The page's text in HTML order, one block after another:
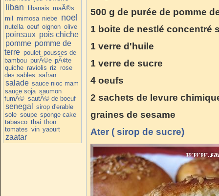
liban libanais maÃ®s
mil mimosa niebe noel
nutella oeuf oignon olive
poireaux pois chiche
pomme pomme de
terre poulet pousses de
bambou purÃ©e pÃ¢te
quiche raviolis riz rose
des sables safran
salade sauce nioc mam
sauce soja saumon
fumÃ© sautÃ© de boeuf
senegal
sirop d'erable
sole soupe sponge cake
tabasco thai thon
tomates vin yaourt
zaatar
500 g de purée de pomme
1 boite de nestlé concentré
1 verre d'huile
1 verre de sucre
4 oeufs
2 sachets de levure
graines de sesame
Ater ( sirop de sucre)